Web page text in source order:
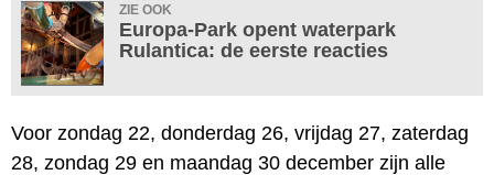
ZIE OOK
Europa-Park opent waterpark
Rulantica: de eerste reacties
Voor zondag 22, donderdag 26, vrijdag 27, zaterdag
28, zondag 29 en maandag 30 december zijn alle